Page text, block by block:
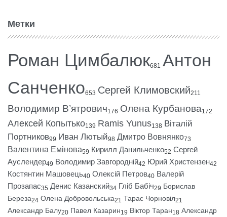
Метки
Роман Цимбалюк681 Антон
Санченко653 Сергей Климовский211
Володимир В’ятрович176 Олена Курбанова172
Алексей Копытько139 Ramis Yunus138 Віталій
Портников99 Иван Лютый98 Дмитро Вовнянко73
Валентина Емінова59 Кирилл Данильченко52 Сергей
Ауслендер49 Володимир Завгородній42 Юрий Христензен42
Костянтин Машовець40 Олексій Петров40 Валерій
Прозапас35 Денис Казанский34 Гліб Бабіч29 Борислав
Береза24 Олена Добровольська21 Тарас Чорновіл21
Александр Балу20 Павел Казарин19 Віктор Таран18 Александр